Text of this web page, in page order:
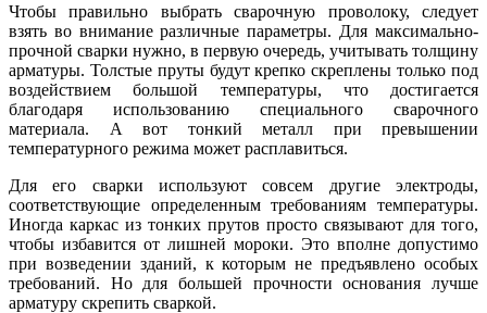
Чтобы правильно выбрать сварочную проволоку, следует
взять во внимание различные параметры. Для максимально-
прочной сварки нужно, в первую очередь, учитывать толщину
арматуры. Толстые пруты будут крепко скреплены только под
воздействием большой температуры, что достигается
благодаря использованию специального сварочного
материала. А вот тонкий металл при превышении
температурного режима может расплавиться.
Для его сварки используют совсем другие электроды,
соответствующие определенным требованиям температуры.
Иногда каркас из тонких прутов просто связывают для того,
чтобы избавится от лишней мороки. Это вполне допустимо
при возведении зданий, к которым не предъявлено особых
требований. Но для большей прочности основания лучше
арматуру скрепить сваркой.